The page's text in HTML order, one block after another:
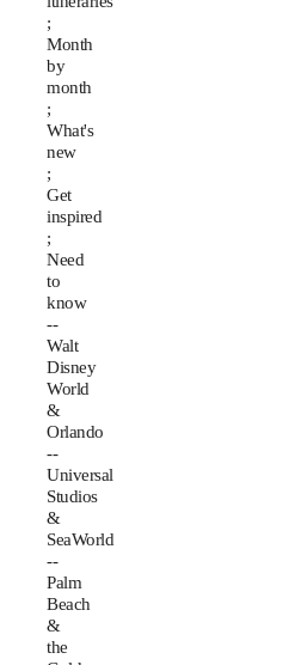
;
Month
by
month
;
What's
new
;
Get
inspired
;
Need
to
know
--
Walt
Disney
World
&
Orlando
--
Universal
Studios
&
SeaWorld
--
Palm
Beach
&
the